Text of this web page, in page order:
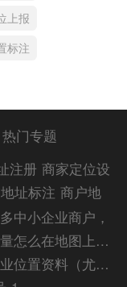
上报
标注
热门专题
注册 商家定位设
址标注 商户地
商家位置服务 商
名 商家位置注
商家添加微信定
中小企业商户，
怎么在地图上标
标注宣传保驾护
声明：我们只是代客户提交商户、企业位置资料（尤其是不会操作觉得繁琐的客户），不是地图标注平台方。所提供服务为商业有偿帮助咨询人工服务费，全程都是人工提交资料，自身并不能对第三方网站的原始内容进行编辑，请知悉。Copyright 2014-2023 zlrmaps.com